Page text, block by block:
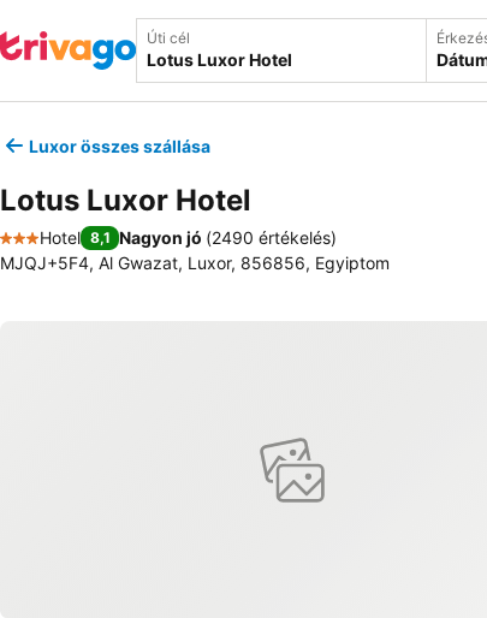
Úti cél
Luxor összes szállása
Lotus Luxor Hotel
3 Kategória
Hotel 8,1 Nagyon jó (2490 értékelés)
MJQJ+5F4, Al Gwazat, Luxor, 856856, Egyiptom